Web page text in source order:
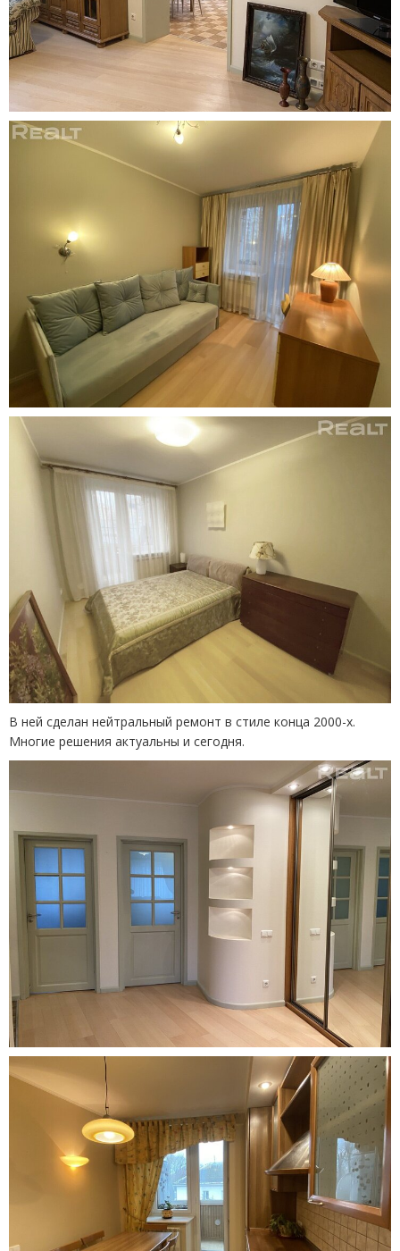
В ней сделан нейтральный ремонт в стиле конца 2000-х.
Многие решения актуальны и сегодня.